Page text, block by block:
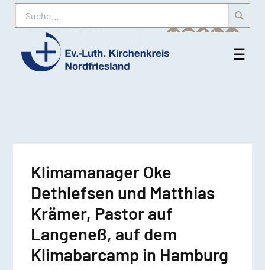
Suche
Karriere Amtliche Bekanntmachungen
Ev.-
☰
Klimamanager Oke
Dethlefsen und Matthias
Krämer, Pastor auf
Langeneß, auf dem
Klimabarcamp in Hamburg